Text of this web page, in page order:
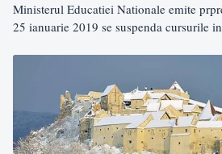
Ministerul Educatiei Nationale emite
25 ianuarie 2019 se suspenda cursurile